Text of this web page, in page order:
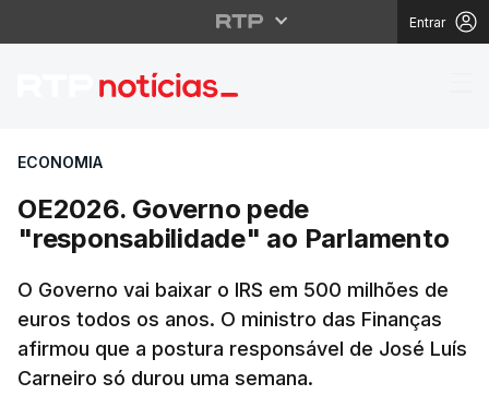
Entrar
OE2026. Governo
ECONOMIA
OE2026. Governo pede
"responsabilidade" ao Parlamento
O Governo vai baixar o IRS em 500 milhões de
euros todos os anos. O ministro das Finanças
afirmou que a postura responsável de José Luís
Carneiro só durou uma semana.